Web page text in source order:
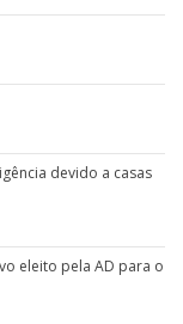
devido a casas
eleito pela AD para o